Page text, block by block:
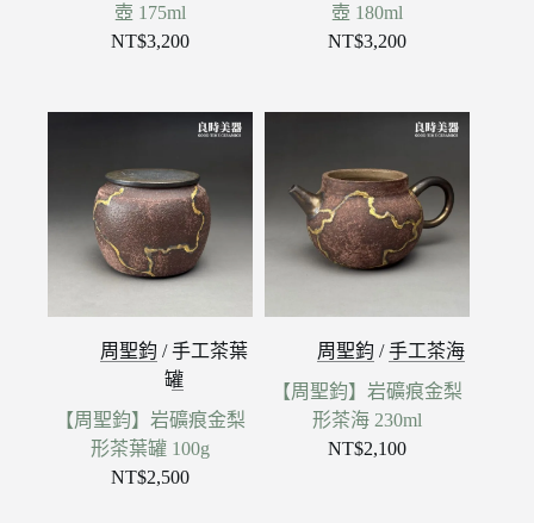
壺 175ml
NT$3,200
壺 180ml
NT$3,200
周聖鈞 /手工茶葉
罐
【周聖鈞】岩礦痕金梨
形茶葉罐 100g
NT$2,500
周聖鈞 /手工茶海
【周聖鈞】岩礦痕金梨
形茶海 230ml
NT$2,100